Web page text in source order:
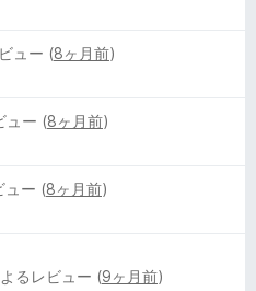
ュー (8ヶ月前)
ュー (8ヶ月前)
ュー (8ヶ月前)
るレビュー (9ヶ月前)